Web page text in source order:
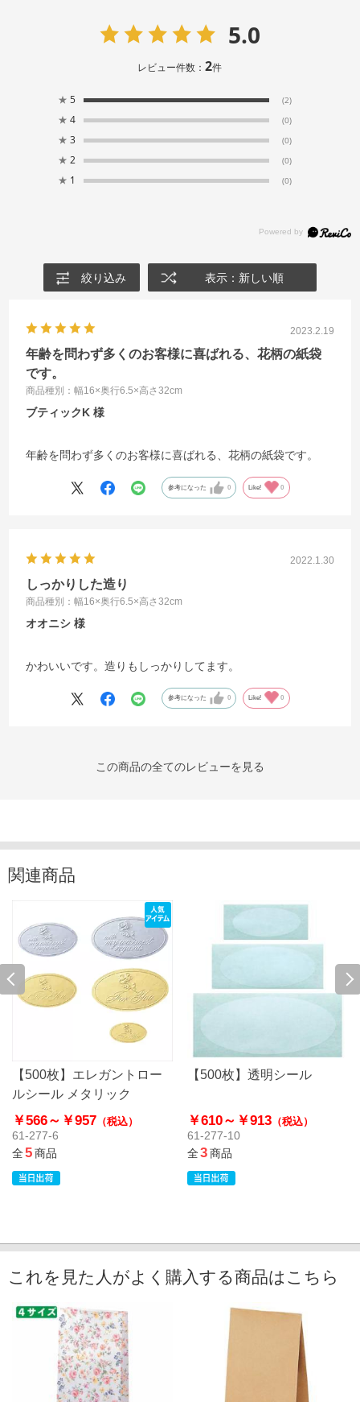
5.0
レビュー件数：2件
★ 5 (2)
★ 4 (0)
★ 3 (0)
★ 2 (0)
★ 1 (0)
絞り込み 表示：新しい順
2023.2.19
年齢を問わず多くのお客様に喜ばれる、花柄の紙袋
です。
商品種別：幅16×奥行6.5×高さ32cm
ブティックK
年齢を問わず多くのお客様に喜ばれる、花柄の紙袋です。
参考になった 0 Like! 0
2022.1.30
しっかりした造り
商品種別：幅16×奥行6.5×高さ32cm
オオニシ
かわいいです。造りもしっかりしてます。
参考になった 0 Like! 0
この商品の全てのレビューを見る
関連商品
【500枚】エレガントロー
ルシール メタリック
￥566～ ￥957 （税込）
61-277-6
全5商品
【500枚】透明シール
￥610～ ￥913 （税込）
61-277-10
全3商品
これを見た人がよく購入する商品はこちら